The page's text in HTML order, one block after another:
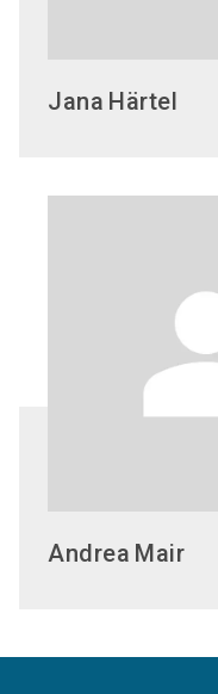
Jana Härtel
Andrea Mair